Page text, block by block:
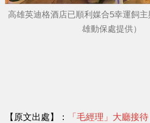
高雄英迪格酒店已順利媒合5幸運飼
雄動保處提供）
【原文出處】：
「毛經理」大廳接